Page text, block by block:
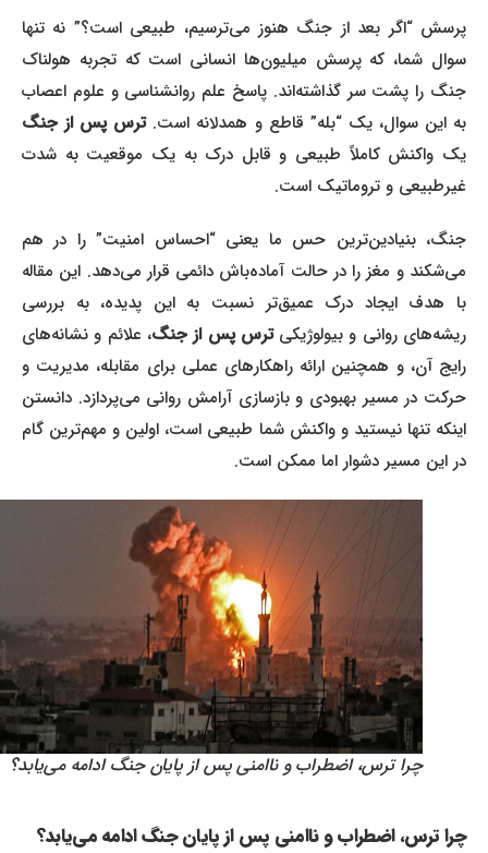
پرسش “اگر بعد از جنگ هنوز می‌ترسیم، طبیعی است؟” نه تنها
سوال شما، که پرسش میلیون‌ها انسانی است که تجربه هولناک
جنگ را پشت سر گذاشته‌اند. پاسخ علم روانشناسی و علوم اعصاب
به این سوال، یک “بله” قاطع و همدلانه است.ترس پس از جنگ
یک واکنش کاملاً طبیعی و قابل درک به یک موقعیت به شدت
غیرطبیعی و تروماتیک است.
جنگ، بنیادین‌ترین حس ما یعنی “احساس امنیت” را در هم
می‌شکند و مغز را در حالت آماده‌باش دائمی قرار می‌دهد. این مقاله
با هدف ایجاد درک عمیق‌تر نسبت به این پدیده، به بررسی
ریشه‌های روانی و بیولوژیکیترس پس از جنگ، علائم و نشانه‌های
رایج آن، و همچنین ارائه راهکارهای عملی برای مقابله، مدیریت و
حرکت در مسیر بهبودی و بازسازی آرامش روانی می‌پردازد. دانستن
اینکه تنها نیستید و واکنش شما طبیعی است، اولین و مهم‌ترین گام
در این مسیر دشوار اما ممکن است.
چرا ترس، اضطراب و ناامنی پس از پایان جنگ ادامه می‌یابد؟
چرا ترس، اضطراب و ناامنی پس از پایان جنگ ادامه می‌یابد؟